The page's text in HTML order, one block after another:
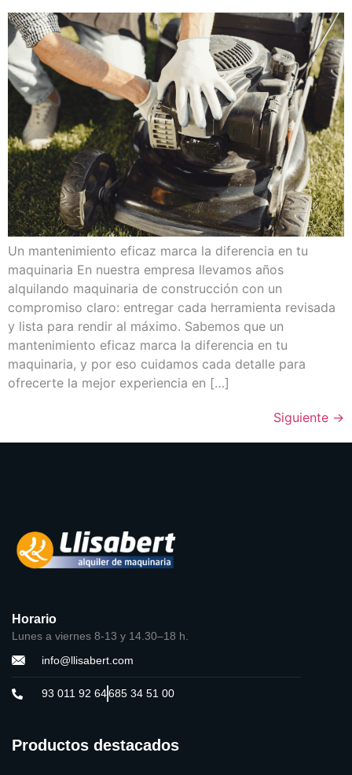
Un mantenimiento eficaz marca la diferencia en tu
maquinaria En nuestra empresa llevamos años
alquilando maquinaria de construcción con un
compromiso claro: entregar cada herramienta revisada
y lista para rendir al máximo. Sabemos que un
mantenimiento eficaz marca la diferencia en tu
maquinaria, y por eso cuidamos cada detalle para
ofrecerte la mejor experiencia en […]
Siguiente →
Horario
Lunes a viernes 8-13 y 14.30–18 h.
info@llisabert.com
93 011 92 64685 34 51 00
Productos destacados